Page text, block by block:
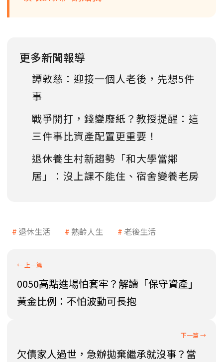
更多新聞報導
譚敦慈：迎接一個人老後，先想5件
事
戰爭開打，錢變廢紙？教授提醒：這
三件事比資產配置更重要！
退休養生村新趨勢「和大學當鄰
居」：沒上課不能住、宿舍變養老房
退休生活 熟齡人生 老後生活
0050高點進場怕套牢？解讀「保守資產」
黃金比例：不怕波動可長抱
欠債家人過世，急辦拋棄繼承就沒事？當